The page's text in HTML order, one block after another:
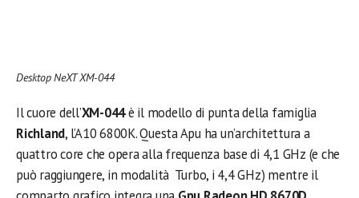
Desktop NeXT XM-044
Il cuore dell’XM-044è il modello di punta della famiglia
Richland, l’A10 6800K. Questa Apu ha un’architettura a
quattro core che opera alla frequenza base di 4,1 GHz (e che
può raggiungere, in modalità Turbo, i 4,4 GHz) mentre il